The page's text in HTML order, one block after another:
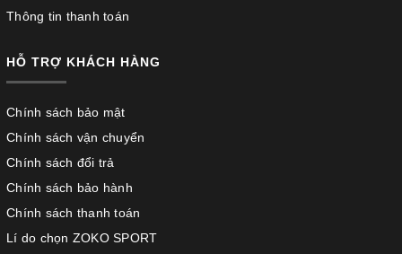
Thông tin thanh toán
HỖ TRỢ KHÁCH HÀNG
Chính sách bảo mật
Chính sách vận chuyển
Chính sách đổi trả
Chính sách bảo hành
Chính sách thanh toán
Lí do chọn ZOKO SPORT